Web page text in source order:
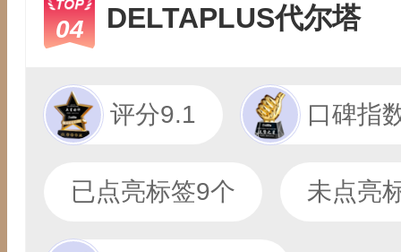
04 DELTAPLUS代尔塔
评分9.1 口碑指
已点亮标签9个 未点亮